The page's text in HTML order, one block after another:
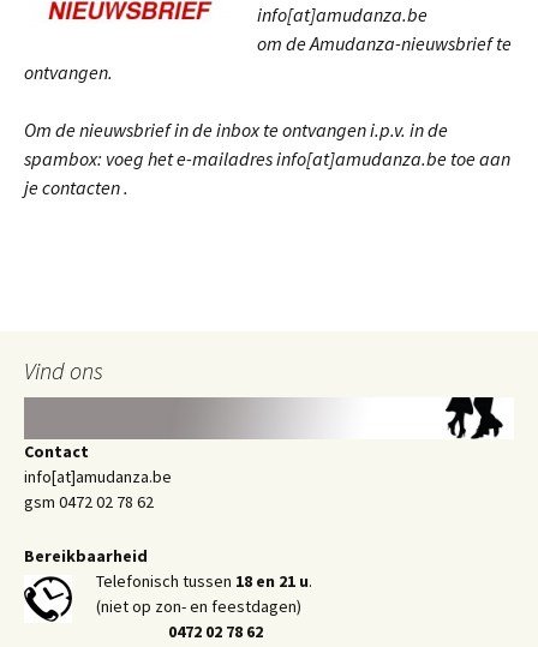
info[at]amudanza.be
om de Amudanza-nieuwsbrief te
ontvangen.
Om de nieuwsbrief in de inbox te ontvangen i.p.v. in de
spambox: voeg het e-mailadres info[at]amudanza.be toe aan
je contacten .
Vind ons
Contact
info[at]amudanza.be
gsm 0472 02 78 62
Bereikbaarheid
Telefonisch tussen 18 en 21 u.
(niet op zon- en feestdagen)
0472 02 78 62